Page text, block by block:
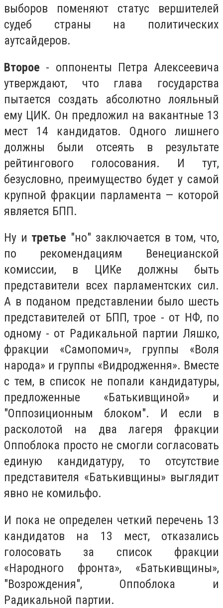
выборов поменяют статус вершителей
судеб страны на политических
аутсайдеров.
Второе - оппоненты Петра Алексеевича
утверждают, что глава государства
пытается создать абсолютно лояльный
ему ЦИК. Он предложил на вакантные 13
мест 14 кандидатов. Одного лишнего
должны были отсеять в результате
рейтингового голосования. И тут,
безусловно, преимущество будет у самой
крупной фракции парламента — которой
является БПП.
Ну и третье "но" заключается в том, что,
по рекомендациям Венецианской
комиссии, в ЦИКе должны быть
представители всех парламентских сил.
А в поданом представлении было шесть
представителей от БПП, трое - от НФ, по
одному - от Радикальной партии Ляшко,
фракции «Самопомич», группы «Воля
народа» и группы «Видродження». Вместе
с тем, в список не попали кандидатуры,
предложенные «Батькивщиной» и
"Оппозиционным блоком". И если в
расколотой на два лагеря фракции
Оппоблока просто не смогли согласовать
единую кандидатуру, то отсутствие
представителя «Батькивщины» выглядит
явно не комильфо.
И пока не определен четкий перечень 13
кандидатов на 13 мест, отказались
голосовать за список фракции
«Народного фронта», «Батькивщины»,
"Возрождения", Оппоблока и
Радикальной партии.